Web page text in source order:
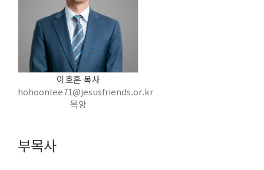
이호훈 목사
hohoonlee71@jesusfriends.or.kr
목양
부목사